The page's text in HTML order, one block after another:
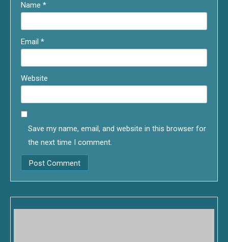
Name *
Email *
Website
Save my name, email, and website in this browser for
the next time I comment.